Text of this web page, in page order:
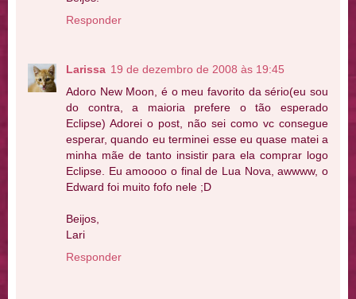
Responder
Larissa 19 de dezembro de 2008 às 19:45
Adoro New Moon, é o meu favorito da sério(eu sou
do contra, a maioria prefere o tão esperado
Eclipse) Adorei o post, não sei como vc consegue
esperar, quando eu terminei esse eu quase matei a
minha mãe de tanto insistir para ela comprar logo
Eclipse. Eu amoooo o final de Lua Nova, awwww, o
Edward foi muito fofo nele ;D
Beijos,
Lari
Responder